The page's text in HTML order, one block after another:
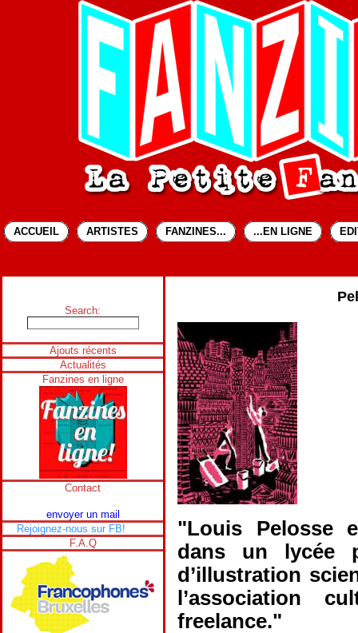
ACCUEIL ARTISTES FANZINES... ...EN LIGNE
Search:
Ajouts récents
Actualités
Fanzines en ligne
Contact
envoyer un mail
Rejoignez-nous sur FB!
F.A.Q
"Louis Pelosse
dans un lycée
d’illustration
l’association
freelance."